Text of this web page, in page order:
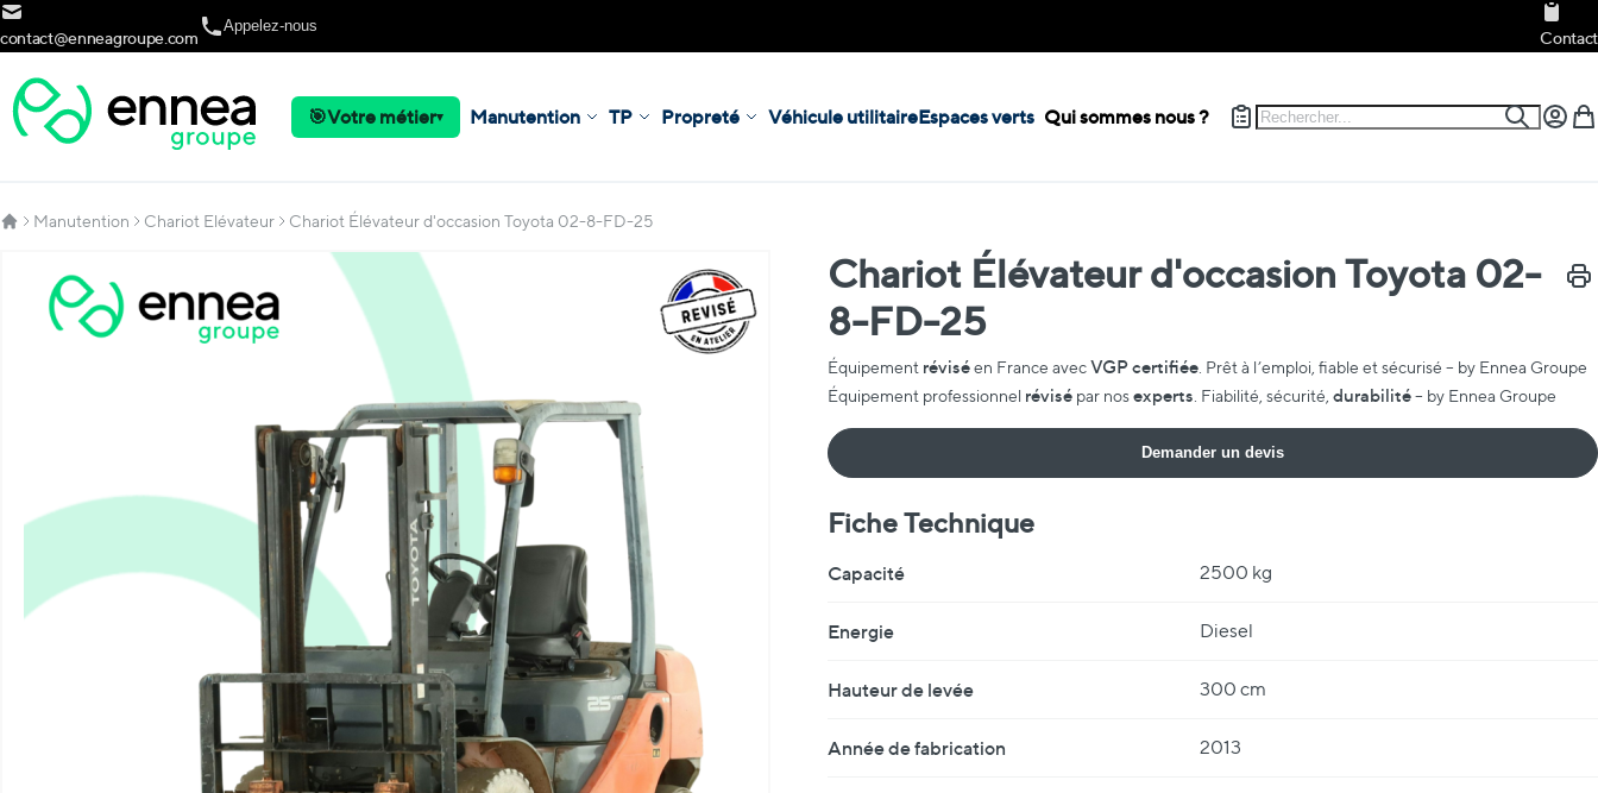
Allez au contenu
contact@enneagroupe.com
Appelez-nous
Contact
Manutention TP Propreté Véhicule utilitaireEspaces verts
🎯Votre métier▾ Qui sommes nous ? Rechercher
Mon
Manutention Chariot Elévateur Chariot Élévateur d'occasion Toyota 02-8-FD-25
Chariot Élévateur d'occasion Toyota 02-
8-FD-25
Équipement réviséen France avecVGP certifiée . Prêt à l’emploi, fiable et sécurisé – by Ennea Groupe
Équipement professionnel révisé par nosexperts . Fiabilité, sécurité, durabilité– by Ennea Groupe
Demander un devis
Fiche Technique
Capacité 2500 kg
Energie Diesel
Hauteur de levée 300 cm
Année de fabrication 2013